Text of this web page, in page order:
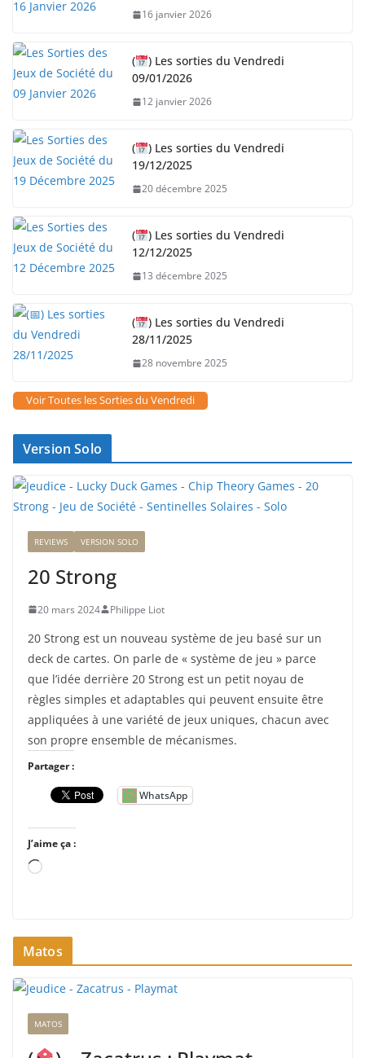
16 janvier 2026
(
) Les sorties du Vendredi
09/01/2026
12 janvier 2026
(
) Les sorties du Vendredi
19/12/2025
20 décembre 2025
(
) Les sorties du Vendredi
12/12/2025
13 décembre 2025
(
) Les sorties du Vendredi
28/11/2025
28 novembre 2025
Voir Toutes les Sorties du Vendredi
Version Solo
REVIEWS VERSION SOLO
20 Strong
20 mars 2024 Philippe Liot
20 Strong est un nouveau système de jeu basé sur un
deck de cartes. On parle de « système de jeu » parce
que l’idée derrière 20 Strong est un petit noyau de
règles simples et adaptables qui peuvent ensuite être
appliquées à une variété de jeux uniques, chacun avec
son propre ensemble de mécanismes.
Partager :
WhatsApp
J’aime ça :
C
g
e
m
e
n
t
Matos
MATOS